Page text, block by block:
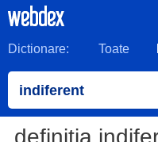
Dictionare: Toate
definiția